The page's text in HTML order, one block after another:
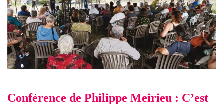
Conférence de Philippe Meirieu : C’est